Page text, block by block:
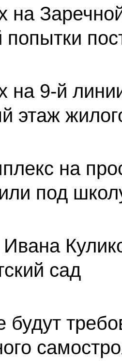
на
попытки
на 9-й
этаж
на
под
сад
будут